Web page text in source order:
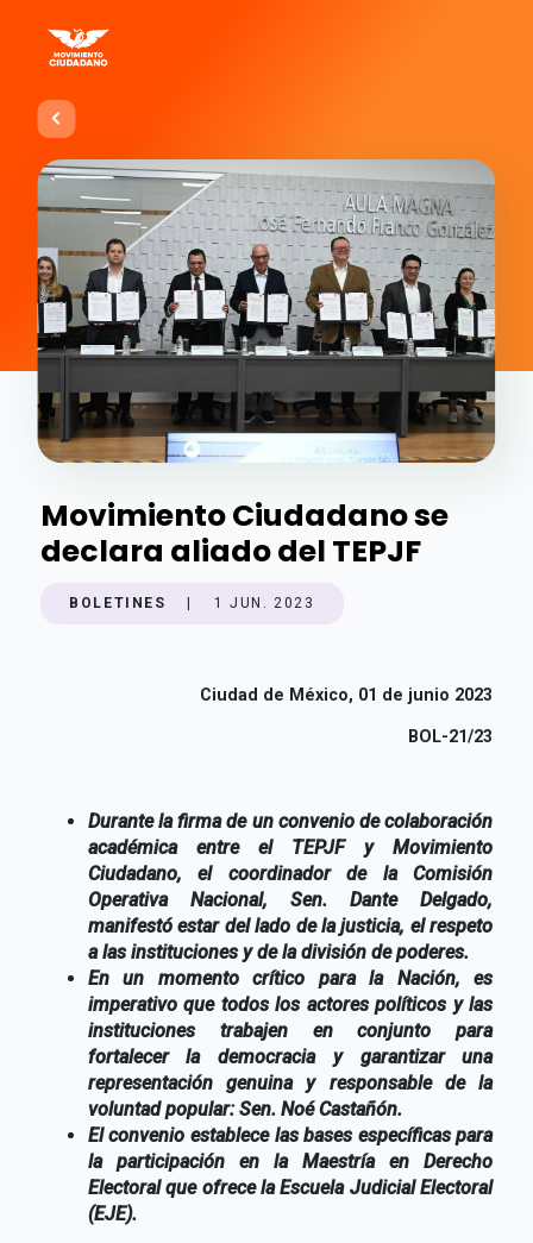
Movimiento Ciudadano se
declara aliado del TEPJF
BOLETINES 1 JUN. 2023
Ciudad de México, 01 de junio 2023
BOL-21/23
Durante la firma de un convenio de colaboración
académica entre el TEPJF y Movimiento
Ciudadano, el coordinador de la Comisión
Operativa Nacional, Sen. Dante Delgado,
manifestó estar del lado de la justicia, el respeto
a las instituciones y de la división de poderes.
En un momento crítico para la Nación, es
imperativo que todos los actores políticos y las
instituciones trabajen en conjunto para
fortalecer la democracia y garantizar una
representación genuina y responsable de la
voluntad popular: Sen. Noé Castañón.
El convenio establece las bases específicas para
la participación en la Maestría en Derecho
Electoral que ofrece la Escuela Judicial Electoral
(EJE).